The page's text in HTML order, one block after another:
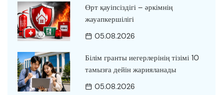
Өрт қауіпсіздігі – әркімнің
жауапкершілігі
05.08.2026
Білім гранты иегерлерінің тізімі 10
тамызға дейін жарияланады
05.08.2026